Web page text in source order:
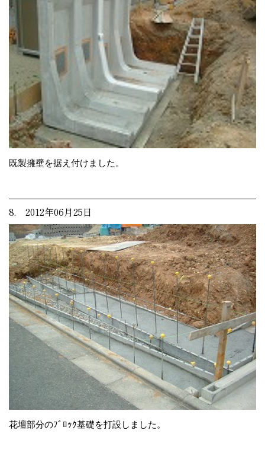
既製擁壁を据え付けました。
8. 2012年06月25日
花壇部分のﾌﾞﾛｯｸ基礎を打設しました。